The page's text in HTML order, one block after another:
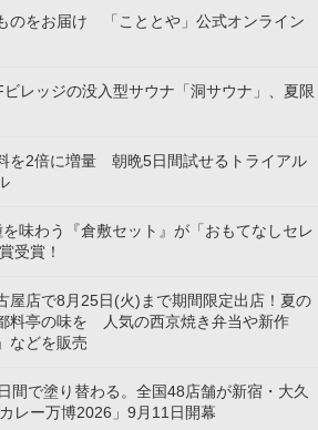
のをお届け 「こととや」公式オンライン
レッジの没入型サウナ「洞サウナ」、夏限
を2倍に増量 朝晩5日間試せるトライアル
味わう『倉敷セット』が「おもてなしセレ
受賞！
屋店で8月25日(火)まで期間限定出店！夏の
料亭の味を 人気の西京焼き弁当や新作
などを販売
間で塗り替わる。全国48店舗が新宿・大久
レー万博2026」9月11日開幕